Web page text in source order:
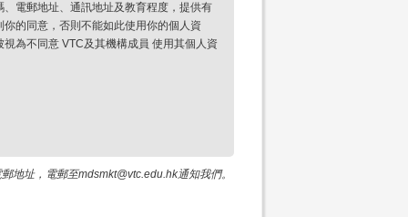
電郵地址、通訊地址及教育程度，提供有
的同意，否則不能如此使用你的個人資
為不同意 VTC及其機構成員 使用其個人資
地址，電郵至mdsmkt@vtc.edu.hk通知我們。